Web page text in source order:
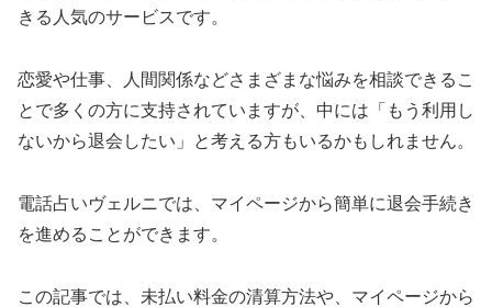
きる人気のサービスです。
恋愛や仕事、人間関係などさまざまな悩みを相談できるこ
とで多くの方に支持されていますが、中には「もう利用し
ないから退会したい」と考える方もいるかもしれません。
電話占いヴェルニでは、マイページから簡単に退会手続き
を進めることができます。
この記事では、未払い料金の清算方法や、マイページから